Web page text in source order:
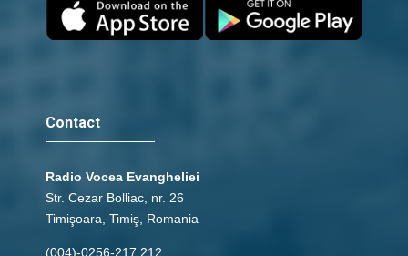
Contact
Radio Vocea Evangheliei
Str. Cezar Bolliac, nr. 26
Timişoara, Timiş, Romania
(004)-0256-217.212